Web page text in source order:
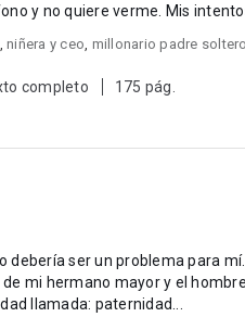
ofendió, no me contesta el
, niñera y ceo, millonario padre soltero
completo 175 pág.
debería ser un problema para
mi hermano mayor y el
llamada: paternidad...